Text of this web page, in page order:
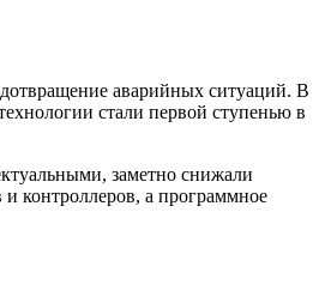
аварийных ситуаций. В
стали первой ступенью в
заметно снижали
и контроллеров, а программное